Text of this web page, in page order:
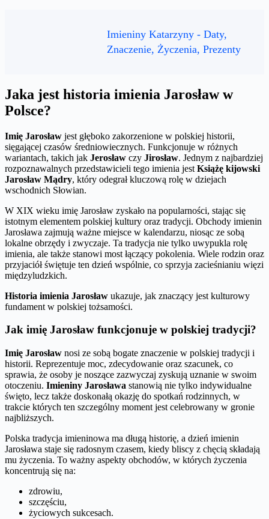
Imieniny Katarzyny - Daty,
Znaczenie, Życzenia, Prezenty
Jaka jest historia imienia Jarosław w
Polsce?
Imię Jarosław jest głęboko zakorzenione w polskiej historii,
sięgającej czasów średniowiecznych. Funkcjonuje w różnych
wariantach, takich jak Jerosław czy Jirosław. Jednym z najbardziej
rozpoznawalnych przedstawicieli tego imienia jest Książę kijowski
Jarosław Mądry, który odegrał kluczową rolę w dziejach
wschodnich Słowian.
W XIX wieku imię Jarosław zyskało na popularności, stając się
istotnym elementem polskiej kultury oraz tradycji. Obchody imienin
Jarosława zajmują ważne miejsce w kalendarzu, niosąc ze sobą
lokalne obrzędy i zwyczaje. Ta tradycja nie tylko uwypukla rolę
imienia, ale także stanowi most łączący pokolenia. Wiele rodzin oraz
przyjaciół świętuje ten dzień wspólnie, co sprzyja zacieśnianiu więzi
międzyludzkich.
Historia imienia Jarosław ukazuje, jak znaczący jest kulturowy
fundament w polskiej tożsamości.
Jak imię Jarosław funkcjonuje w polskiej tradycji?
Imię Jarosław nosi ze sobą bogate znaczenie w polskiej tradycji i
historii. Reprezentuje moc, zdecydowanie oraz szacunek, co
sprawia, że osoby je noszące zazwyczaj zyskują uznanie w swoim
otoczeniu. Imieniny Jarosława stanowią nie tylko indywidualne
święto, lecz także doskonałą okazję do spotkań rodzinnych, w
trakcie których ten szczególny moment jest celebrowany w gronie
najbliższych.
Polska tradycja imieninowa ma długą historię, a dzień imienin
Jarosława staje się radosnym czasem, kiedy bliscy z chęcią składają
mu życzenia. To ważny aspekty obchodów, w których życzenia
koncentrują się na:
zdrowiu,
szczęściu,
życiowych sukcesach.